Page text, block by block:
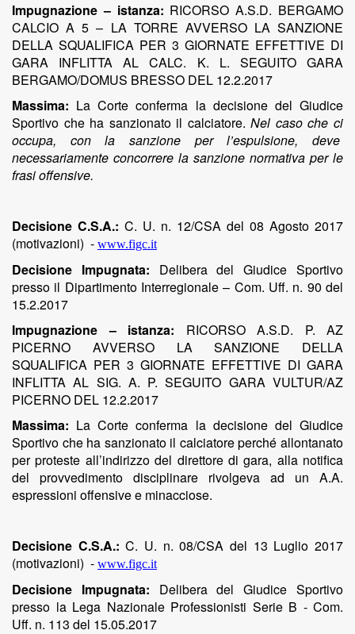
Impugnazione – istanza: RICORSO A.S.D. BERGAMO
CALCIO A 5 – LA TORRE AVVERSO LA SANZIONE
DELLA SQUALIFICA PER 3 GIORNATE EFFETTIVE DI
GARA INFLITTA AL CALC. K. L. SEGUITO GARA
BERGAMO/DOMUS BRESSO DEL 12.2.2017
Massima: La Corte conferma la decisione del Giudice
Sportivo che ha sanzionato il calciatore. Nel caso che ci
occupa, con la sanzione per l’espulsione, deve
necessariamente concorrere la sanzione normativa per le
frasi offensive.
Decisione C.S.A.: C. U. n. 12/CSA del 08 Agosto 2017
(motivazioni) - www.figc.it
Decisione Impugnata: Delibera del Giudice Sportivo
presso il Dipartimento Interregionale – Com. Uff. n. 90 del
15.2.2017
Impugnazione – istanza: RICORSO A.S.D. P. AZ
PICERNO AVVERSO LA SANZIONE DELLA
SQUALIFICA PER 3 GIORNATE EFFETTIVE DI GARA
INFLITTA AL SIG. A. P. SEGUITO GARA VULTUR/AZ
PICERNO DEL 12.2.2017
Massima: La Corte conferma la decisione del Giudice
Sportivo che ha sanzionato il calciatoreperché allontanato
per proteste all’indirizzo del direttore di gara, alla notifica
del provvedimento disciplinare rivolgeva ad un A.A.
espressioni offensive e minacciose.
Decisione C.S.A.: C. U. n. 08/CSA del 13 Luglio 2017
(motivazioni) - www.figc.it
Decisione Impugnata: Delibera del Giudice Sportivo
presso la Lega Nazionale Professionisti Serie B - Com.
Uff. n. 113 del 15.05.2017